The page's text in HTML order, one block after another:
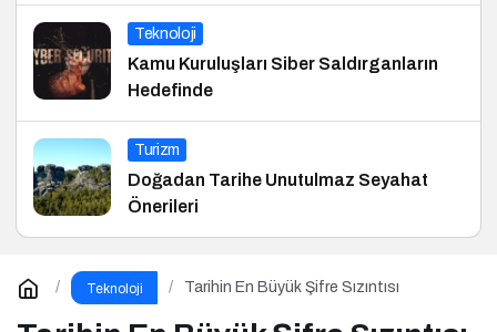
Teknoloji
Kamu Kuruluşları Siber Saldırganların
Hedefinde
Turizm
Doğadan Tarihe Unutulmaz Seyahat
Önerileri
Teknoloji Tarihin En Büyük Şifre Sızıntısı